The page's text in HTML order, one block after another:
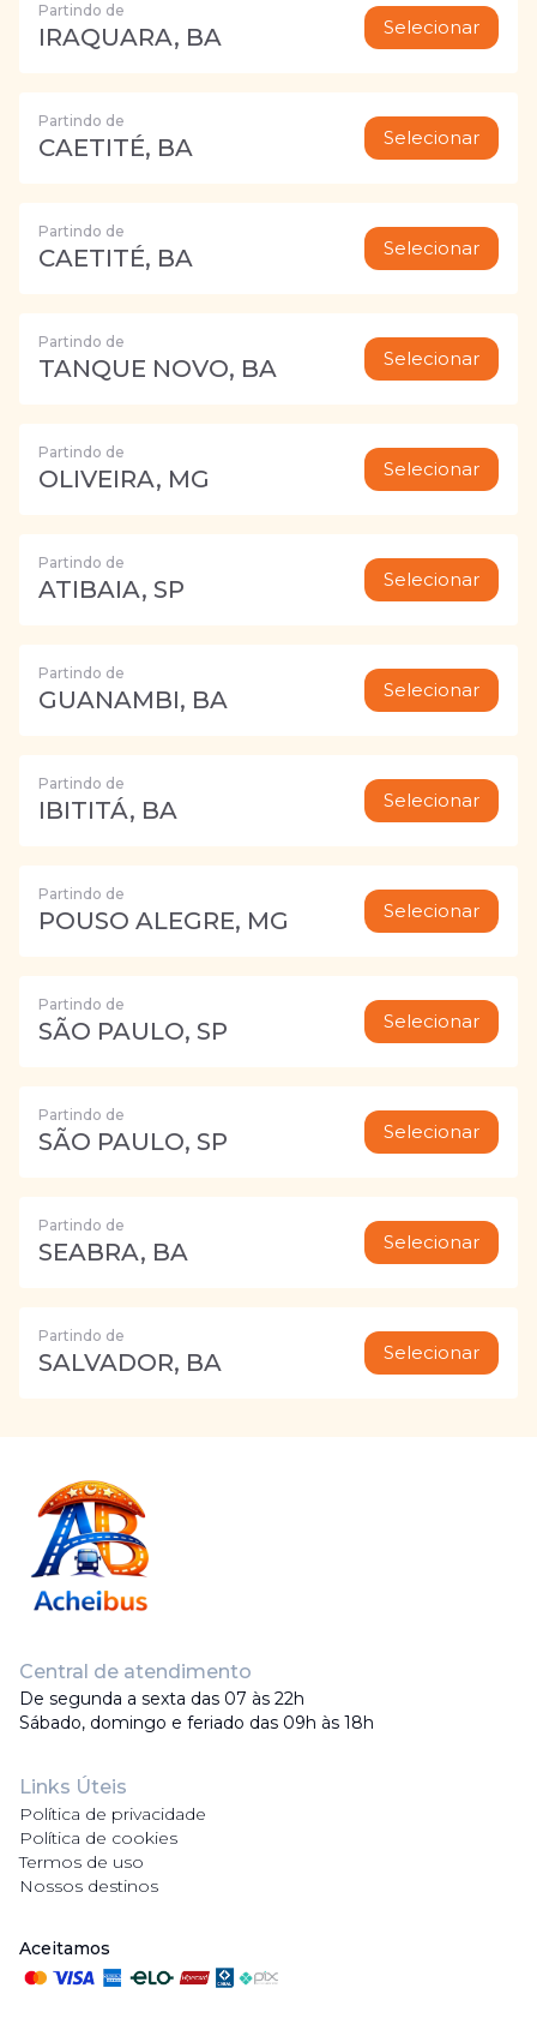
Partindo de
IRAQUARA, BA Selecionar
Partindo de
CAETITÉ, BA Selecionar
Partindo de
CAETITÉ, BA Selecionar
Partindo de
TANQUE NOVO, BA Selecionar
Partindo de
OLIVEIRA, MG Selecionar
Partindo de
ATIBAIA, SP Selecionar
Partindo de
GUANAMBI, BA Selecionar
Partindo de
IBITITÁ, BA Selecionar
Partindo de
POUSO ALEGRE, MG Selecionar
Partindo de
SÃO PAULO, SP Selecionar
Partindo de
SÃO PAULO, SP Selecionar
Partindo de
SEABRA, BA Selecionar
Partindo de
SALVADOR, BA Selecionar
Central de atendimento
De segunda a sexta das 07 às 22h
Sábado, domingo e feriado das 09h às 18h
Links Úteis
Política de privacidade
Política de cookies
Termos de uso
Nossos destinos
Aceitamos